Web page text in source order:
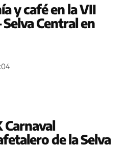
y café en la VII
Central en
Carnaval
de la Selva